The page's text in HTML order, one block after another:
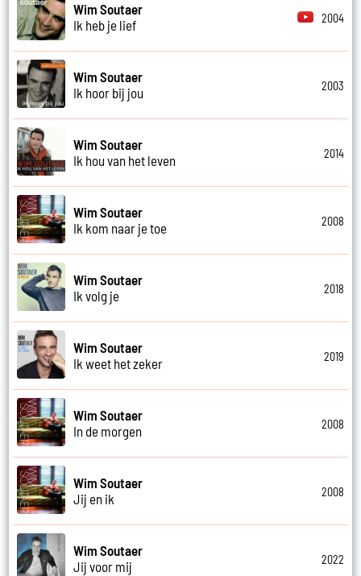
Wim Soutaer
Ik heb je lief
2004
Wim Soutaer
Ik hoor bij jou
2003
Wim Soutaer
Ik hou van het leven
2014
Wim Soutaer
Ik kom naar je toe
2008
Wim Soutaer
Ik volg je
2018
Wim Soutaer
Ik weet het zeker
2019
Wim Soutaer
In de morgen
2008
Wim Soutaer
Jij en ik
2008
Wim Soutaer
Jij voor mij
2022